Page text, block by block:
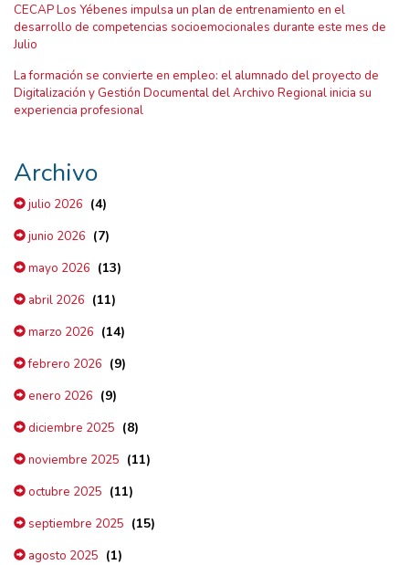
CECAP Los Yébenes impulsa un plan de entrenamiento en el
desarrollo de competencias socioemocionales durante este mes de
Julio
La formación se convierte en empleo: el alumnado del proyecto de
Digitalización y Gestión Documental del Archivo Regional inicia su
experiencia profesional
Archivo
julio 2026 (4)
junio 2026 (7)
mayo 2026 (13)
abril 2026 (11)
marzo 2026 (14)
febrero 2026 (9)
enero 2026 (9)
diciembre 2025 (8)
noviembre 2025 (11)
octubre 2025 (11)
septiembre 2025 (15)
agosto 2025 (1)